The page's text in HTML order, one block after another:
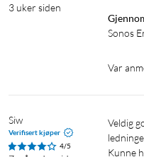
3 uker siden
Sonos
Var
Siw
Verifisert kjøper
4/5
Veldig god pris, og fint at det er spor til
Kunne